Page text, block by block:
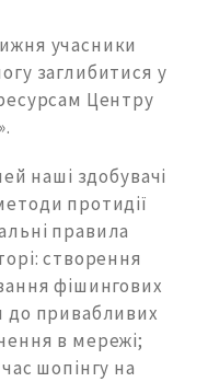
учасники
заглибитися у
Центру
наші здобувачі
протидії
правила
створення
фішингових
до привабливих
в мережі;
шопінгу на